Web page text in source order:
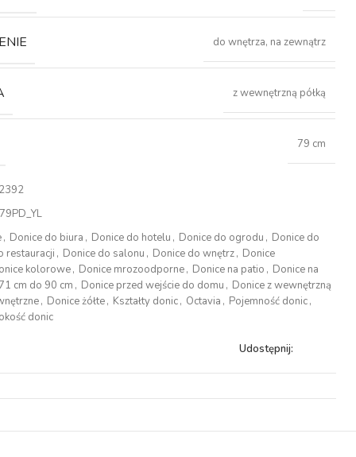
do wnętrza, na zewnątrz
z wewnętrzną półką
79 cm
, Donice do biura , Donice do hotelu , Donice do ogrodu , Donice do
restauracji , Donice do salonu , Donice do wnętrz, Donice
kolorowe, Donice mrozoodporne, Donice na patio , Donice na
cm do 90 cm , Donice przed wejście do domu , Donice z wewnętrzną
, Donice żółte, Kształty donic, Octavia , Pojemność donic,
donic
Udostępnij: